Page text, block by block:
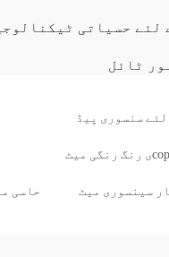
لئے حسیاتی
ٹائل
سنسوری پیڈ
سینسوری میٹ
حاسی